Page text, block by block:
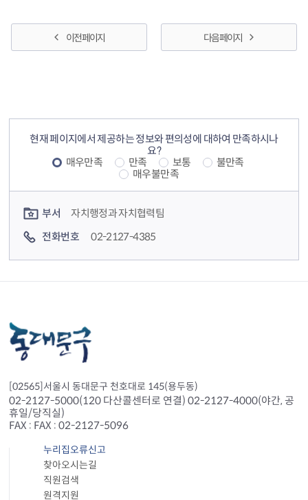
이전 페이지 다음 페이지
현재 페이지에서 제공하는 정보와 편의성에 대하여 만족하시나
요?
매우만족
만족 보통
불만족
매우불만족
부서
자치행정과 자치협력팀
전화번호
02-2127-4385
[02565]서울시 동대문구 천호대로 145(용두동)
02-2127-5000(120 다산콜센터로 연결) 02-2127-4000(야간, 공
휴일/당직실)
FAX : FAX : 02-2127-5096
누리집오류신고
찾아오시는길
직원검색
원격지원